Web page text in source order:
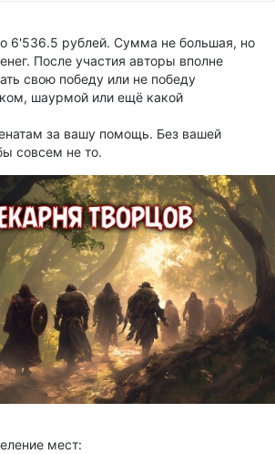
6'536.5 рублей. Сумма не большая, но
После участия авторы вполне
свою победу или не победу
шаурмой или ещё какой
за вашу помощь. Без вашей
совсем не то.
мест: